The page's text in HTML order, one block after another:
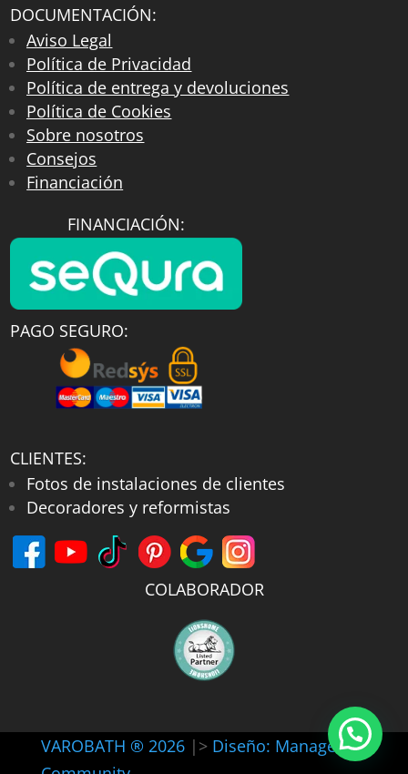
DOCUMENTACIÓN:
Aviso Legal
Política de Privacidad
Política de entrega y devoluciones
Política de Cookies
Sobre nosotros
Consejos
Financiación
FINANCIACIÓN:
PAGO SEGURO:
CLIENTES:
Fotos de instalaciones de clientes
Decoradores y reformistas
COLABORADOR
VAROBATH ® 2026 |> Diseño: Manager-